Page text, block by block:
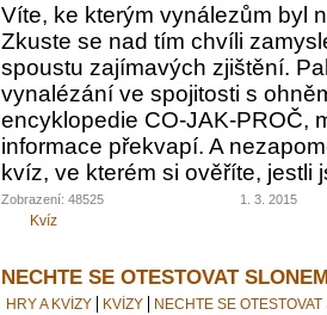
Víte, ke kterým vynálezům byl
Zkuste se nad tím chvíli
spoustu zajímavých zjištění.
vynalézání ve spojitosti s
encyklopedie CO-JAK-PROČ,
informace překvapí. A
kvíz, ve kterém si ověříte, jestli
Zobrazení: 48525 1. 3. 2015
Kvíz
NECHTE SE OTESTOVAT
HRY A KVÍZY KVÍZY NECHTE SE